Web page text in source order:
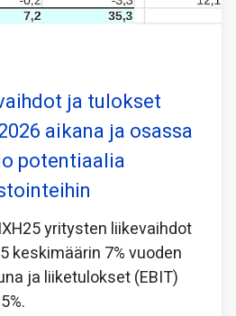
ja tulokset
aikana ja osassa
potentiaalia
yritysten liikevaihdot
keskimäärin 7% vuoden
ja liiketulokset (EBIT)